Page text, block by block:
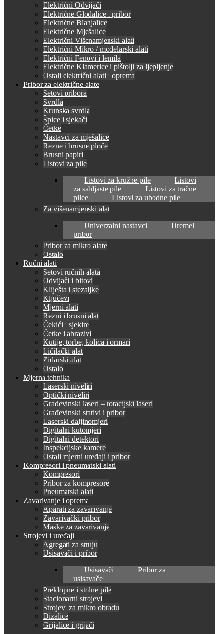
Električni Odvijači
Električne Glodalice i pribor
Električne Blanjalice
Električne Mješalice
Električni Višenamjenski alati
Električni Mikro / modelarski alati
Električni Fenovi i lemila
Električne Klamerice i pištolji za ljepljenje
Ostali električni alati i oprema
Pribor za električne alate
Setovi pribora
Svrdla
Krunska svrdla
Špice i sjekači
Četke
Nastavci za mješalice
Rezne i brusne ploče
Brusni papiri
Listovi za pile
Listovi za kružne pile
Listovi
za sabljaste pile
Listovi za tračne
pilee
Listovi za ubodne pile
Za višenamjenski alat
Univerzalni nastavci
Dremel
pribor
Pribor za mikro alate
Ostalo
Ručni alati
Setovi ručnih alata
Odvijači i bitovi
Kliješta i stezaljke
Ključevi
Mjerni alati
Rezni i brusni alat
Čekići i sjekire
Četke i abrazivi
Kutije, torbe, kolica i ormari
Ličilački alat
Zidarski alat
Ostalo
Mjerna tehnika
Laserski niveliri
Optički niveliri
Građevinski laseri – rotacijski laseri
Građevinski stativi i pribor
Laserski daljinomjeri
Digitalni kutomjeri
Digitalni detektori
Inspekcijske kamere
Ostali mjerni uređaji i pribor
Kompresori i pneumatski alati
Kompresori
Pribor za kompresore
Pneumatski alati
Zavarivanje i oprema
Aparati za zavarivanje
Zavarivački pribor
Maske za zavarivanje
Strojevi i uređaji
Agregati za struju
Usisavači i pribor
Usisavači
Pribor za
usisavače
Preklopne i stolne pile
Stacionarni strojevi
Strojevi za mikro obradu
Dizalice
Grijalice i grijači